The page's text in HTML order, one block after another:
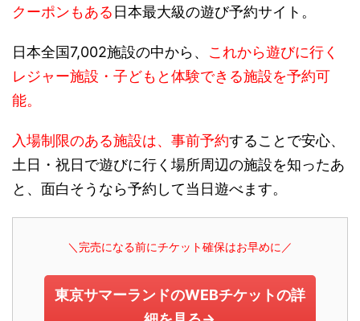
クーポンもある 日本最大級の遊び予約サイト。
日本全国7,002施設の中から、 これから遊びに行く
レジャー施設・子どもと体験できる施設を予約可
能。
入場制限のある施設は、事前予約することで安心、
土日・祝日で遊びに行く場所周辺の施設を知ったあ
と、面白そうなら予約して当日遊べます。
＼完売になる前にチケット確保はお早めに／
東京サマーランドのWEBチケットの詳